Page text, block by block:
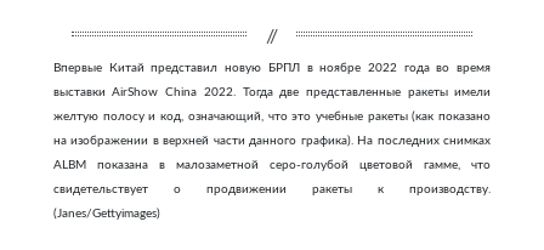
Впервые Китай представил новую БРПЛ в ноябре 2022 года во время
выставки AirShow China 2022. Тогда две представленные ракеты имели
желтую полосу и код, означающий, что это учебные ракеты (как показано
на изображении в верхней части данного графика). На последних снимках
ALBM показана в малозаметной серо-голубой цветовой гамме, что
свидетельствует о продвижении ракеты к производству.
(Janes/Gettyimages)